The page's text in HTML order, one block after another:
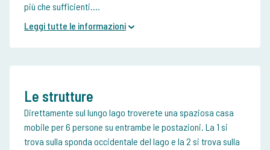
più che sufficienti....
Leggi tutte le informazioni
Le strutture
Direttamente sul lungo lago troverete una spaziosa casa
mobile per 6 persone su entrambe le postazioni. La 1 si
trova sulla sponda occidentale del lago e la 2 si trova sulla